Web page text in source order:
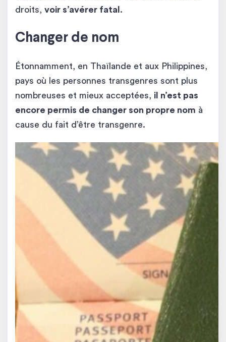
droits, voir s’avérer fatal .
Changer de nom
Étonnamment, en Thaïlande et aux Philippines,
pays où les personnes transgenres sont plus
nombreuses et mieux acceptées, il n’est pas
encore permis de changer son propre nom à
cause du fait d’être transgenre.